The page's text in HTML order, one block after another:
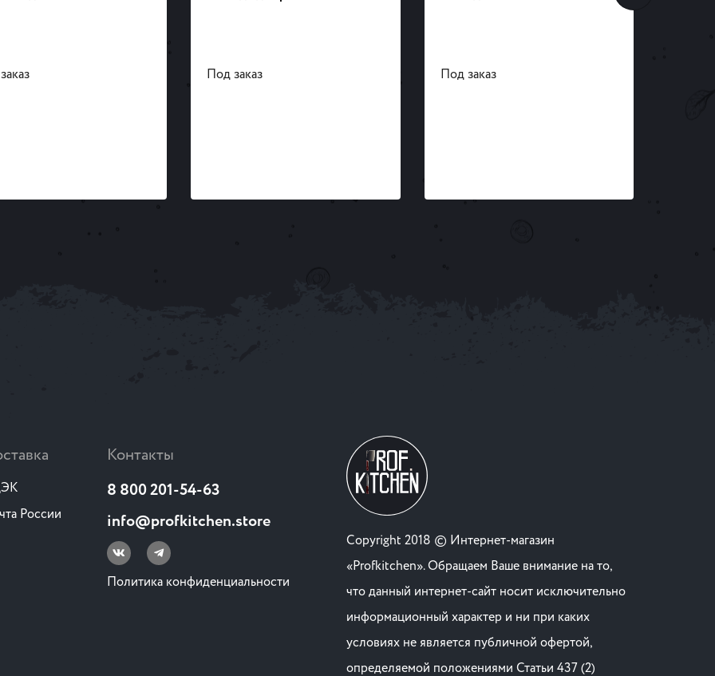
Под заказ Под заказ
России
Контакты
8 800 201-54-63
info@profkitchen.store
Политика конфиденциальности
Copyright 2018 © Интернет-магазин
«Profkitchen». Обращаем Ваше внимание на то,
что данный интернет-сайт носит исключительно
информационный характер и ни при каких
условиях не является публичной офертой,
определяемой положениями Статьи 437 (2)